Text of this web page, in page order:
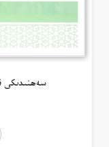
سەھنىدىكى